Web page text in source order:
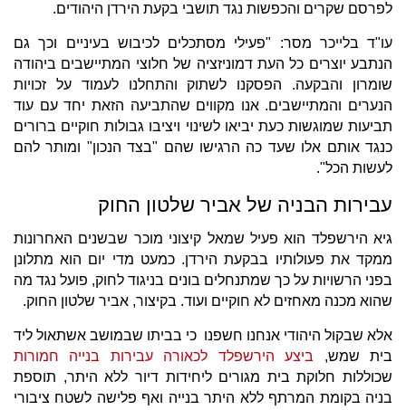
לפרסם שקרים והכפשות נגד תושבי בקעת הירדן היהודים.
עו"ד בלייכר מסר: "פעילי מסתכלים לכיבוש בעיניים וכך גם
הנתבע יוצרים כל העת דמוניזציה של חלוצי המתיישבים ביהודה
שומרון והבקעה. הפסקנו לשתוק והתחלנו לעמוד על זכויות
הנערים והמתיישבים. אנו מקווים שהתביעה הזאת יחד עם עוד
תביעות שמוגשות כעת יביאו לשינוי ויציבו גבולות חוקיים ברורים
כנגד אותם אלו שעד כה הרגישו שהם "בצד הנכון" ומותר להם
לעשות הכל".
עבירות הבניה של אביר שלטון החוק
גיא הירשפלד הוא פעיל שמאל קיצוני מוכר שבשנים האחרונות
ממקד את פעולותיו בבקעת הירדן. כמעט מדי יום הוא מתלונן
בפני הרשויות על כך שמתנחלים בונים בניגוד לחוק, פועל נגד מה
שהוא מכנה מאחזים לא חוקיים ועוד. בקיצור, אביר שלטון החוק.
אלא שבקול היהודי אנחנו חשפנו כי בביתו שבמושב אשתאול ליד
בית שמש, ביצע הירשפלד לכאורה עבירות בנייה חמורות
שכוללות חלוקת בית מגורים ליחידות דיור ללא היתר, תוספת
בניה בקומת המרתף ללא היתר בנייה ואף פלישה לשטח ציבורי